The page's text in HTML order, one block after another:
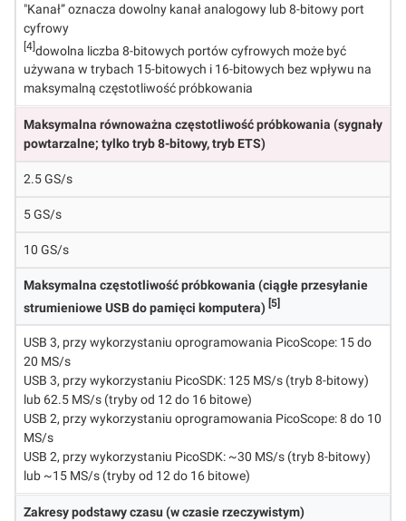
"Kanał” oznacza dowolny kanał analogowy lub 8-bitowy port
cyfrowy
[4]dowolna liczba 8-bitowych portów cyfrowych może być
używana w trybach 15-bitowych i 16-bitowych bez wpływu na
maksymalną częstotliwość próbkowania
Maksymalna równoważna częstotliwość próbkowania (sygnały
powtarzalne; tylko tryb 8-bitowy, tryb ETS)
2.5 GS/s
5 GS/s
10 GS/s
Maksymalna częstotliwość próbkowania (ciągłe przesyłanie
strumieniowe USB do pamięci komputera) [5]
USB 3, przy wykorzystaniu oprogramowania PicoScope: 15 do
20 MS/s
USB 3, przy wykorzystaniu PicoSDK: 125 MS/s (tryb 8-bitowy)
lub 62.5 MS/s (tryby od 12 do 16 bitowe)
USB 2, przy wykorzystaniu oprogramowania PicoScope: 8 do 10
MS/s
USB 2, przy wykorzystaniu PicoSDK: ~30 MS/s (tryb 8-bitowy)
lub ~15 MS/s (tryby od 12 do 16 bitowe)
Zakresy podstawy czasu (w czasie rzeczywistym)